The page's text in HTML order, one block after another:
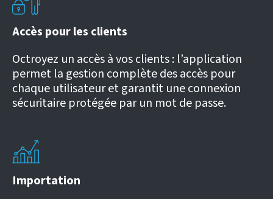
Accès pour les clients
Octroyez un accès à vos clients : l’application
permet la gestion complète des accès pour
chaque utilisateur et garantit une connexion
sécuritaire protégée par un mot de passe.
Importation